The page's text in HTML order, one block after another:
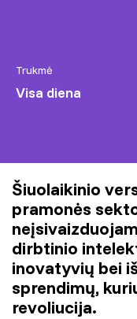
Trukmė
Visa diena
Šiuolaikinio
pramonės
dirbtinio
inovatyvių bei
sprendimų,
revoliucija.